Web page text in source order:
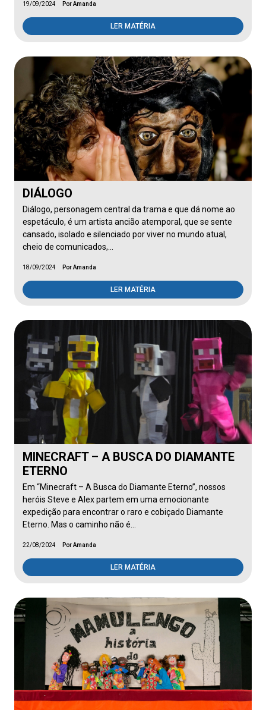
19/09/2024 Por Amanda
LER MATÉRIA
DIÁLOGO
Diálogo, personagem central da trama e que dá nome ao
espetáculo, é um artista ancião atemporal, que se sente
cansado, isolado e silenciado por viver no mundo atual,
cheio de comunicados,…
18/09/2024 Por Amanda
LER MATÉRIA
MINECRAFT – A BUSCA DO DIAMANTE
ETERNO
Em “Minecraft – A Busca do Diamante Eterno”, nossos
heróis Steve e Alex partem em uma emocionante
expedição para encontrar o raro e cobiçado Diamante
Eterno. Mas o caminho não é…
22/08/2024 Por Amanda
LER MATÉRIA